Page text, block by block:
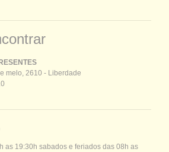
melo, 2610 - Liberdade
as 19:30h sabados e feriados das 08h as